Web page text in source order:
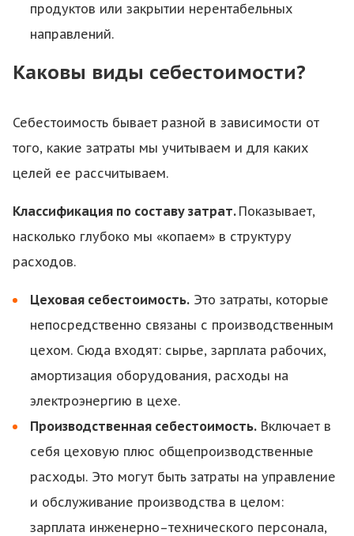
продуктов или закрытии нерентабельных
направлений.
Каковы виды себестоимости?
Себестоимость бывает разной в зависимости от
того, какие затраты мы учитываем и для каких
целей ее рассчитываем.
Классификация по составу затрат. Показывает,
насколько глубоко мы «копаем» в структуру
расходов.
Цеховая себестоимость. Это затраты, которые
непосредственно связаны с производственным
цехом. Сюда входят: сырье, зарплата рабочих,
амортизация оборудования, расходы на
электроэнергию в цехе.
Производственная себестоимость. Включает в
себя цеховую плюс общепроизводственные
расходы. Это могут быть затраты на управление
и обслуживание производства в целом:
зарплата инженерно–технического персонала,